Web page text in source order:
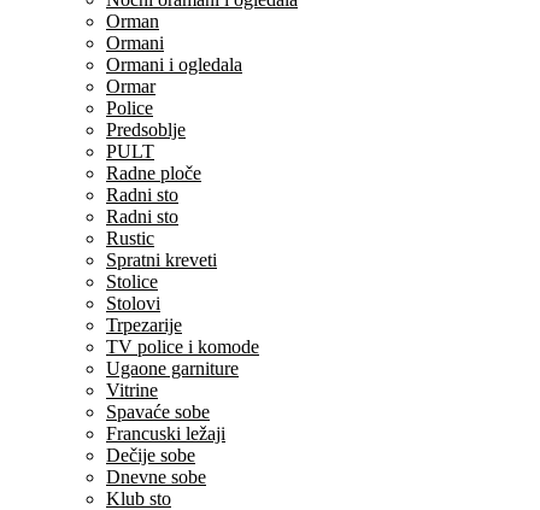
Orman
Ormani
Ormani i ogledala
Ormar
Police
Predsoblje
PULT
Radne ploče
Radni sto
Radni sto
Rustic
Spratni kreveti
Stolice
Stolovi
Trpezarije
TV police i komode
Ugaone garniture
Vitrine
Spavaće sobe
Francuski ležaji
Dečije sobe
Dnevne sobe
Klub sto